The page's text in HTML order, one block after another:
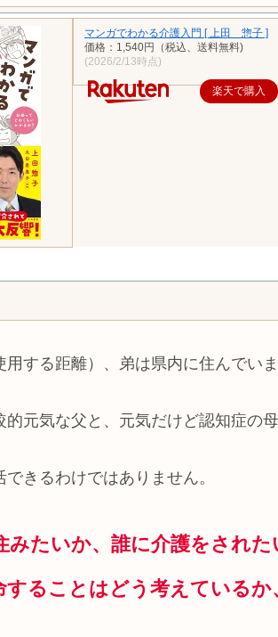
マンガでわかる介護入門 [ 上田 惣子 ]
価格：1,540円（税込、送料無料)
(2026/2/13時点)
楽天で購入
する距離）、弟は県内に住んでいま
元気な父と、元気だけど認知症の母
きるわけではありません。
たいか、誰に介護をされた
することはどう考えているか